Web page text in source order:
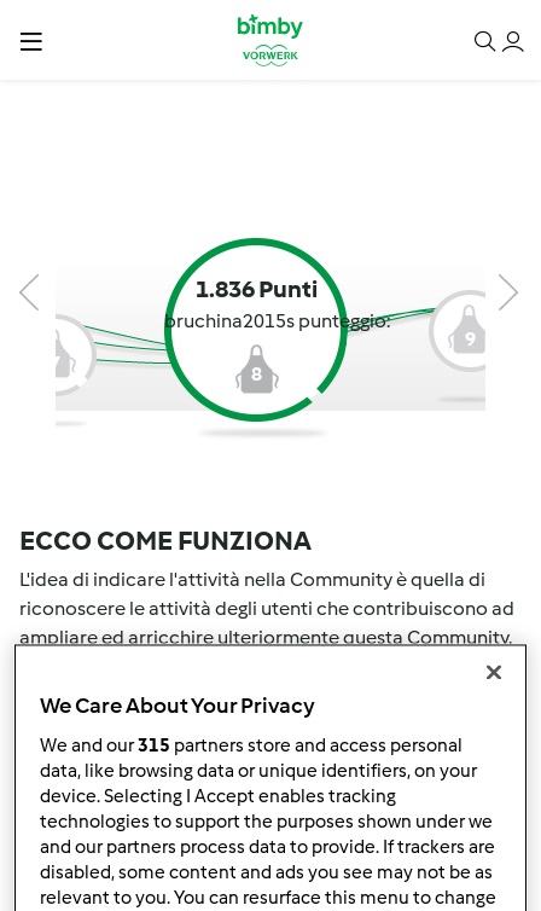
7
1.836 Punti
bruchina2015s punteggio:
8
9
ECCO COME FUNZIONA
L'idea di indicare l'attività nella Community è quella di
riconoscere le attività degli utenti che contribuiscono ad
ampliare ed arricchire ulteriormente questa Community.
ricompensate con dei punti. Con il raggiungimento di
certo punteggio, passerai automaticamente al grado
successivo. Il numero all'interno del grembiule accanto al
tuo nome Utente indicherà il tuo grado attuale.
COME PUOI OTTENERE PUNTI PER LA
TUA ATTIVITA'
We Care About Your Privacy
We and our315 partners store and access personal
data, like browsing data or unique identifiers, on your
device. Selecting I Accept enables tracking
technologies to support the purposes shown under we
and our partners process data to provide. If trackers are
disabled, some content and ads you see may not be as
relevant to you. You can resurface this menu to change